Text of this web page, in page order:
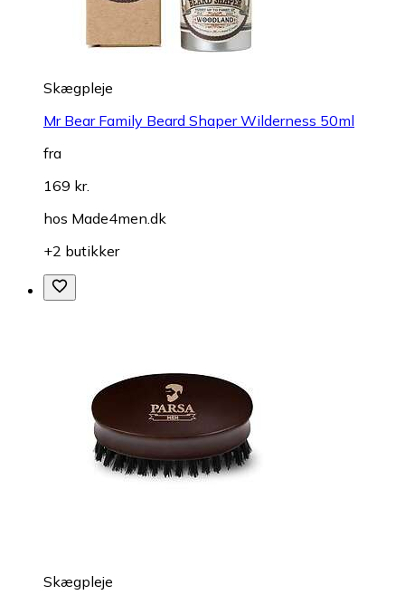
Skægpleje
Mr Bear Family Beard Shaper Wilderness 50ml
fra
169 kr.
hos Made4men.dk
+2 butikker
Skægpleje